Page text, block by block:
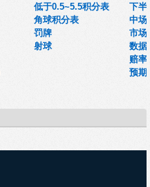
低于0.5~5.5积分表
角球积分表
罚牌
射球
下半
中场
市场
数据
赔率
预期